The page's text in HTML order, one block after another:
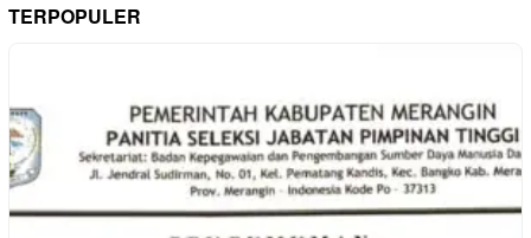
TERPOPULER